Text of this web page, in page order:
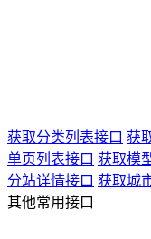
获取分类列表接口 获
单页列表接口 获取模
分站详情接口 获取城
其他常用接口